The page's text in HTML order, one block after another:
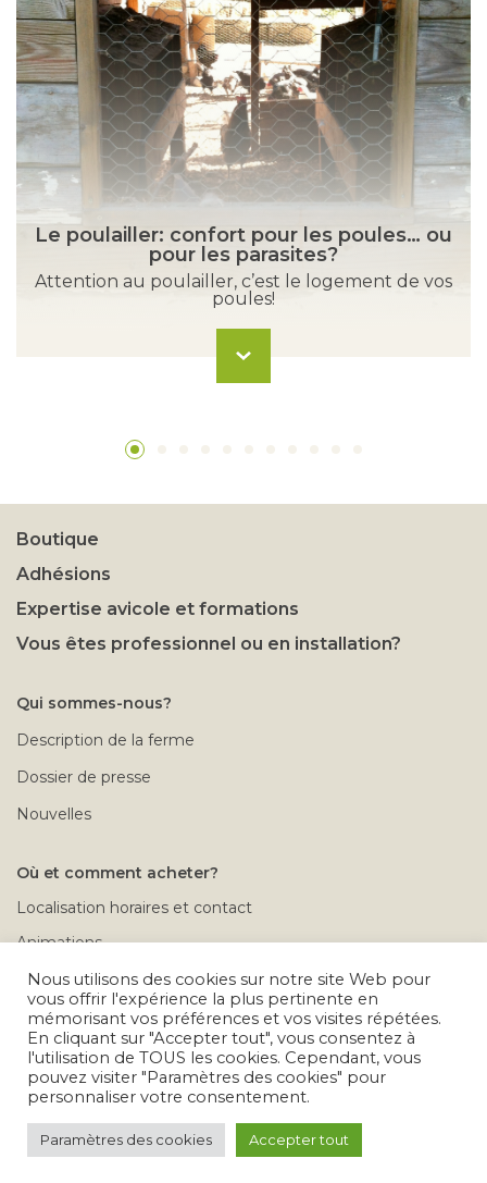
Le poulailler: confort pour les poules… ou
pour les parasites?
Attention au poulailler, c’est le logement de vos
poules!
Tous droits réservés © 2026
Boutique
Adhésions
Expertise avicole et formations
Vous êtes professionnel ou en installation?
Qui sommes-nous?
Description de la ferme
Dossier de presse
Nouvelles
Où et comment acheter?
Localisation horaires et contact
Animations
Rendez-vous à la ferme
Conditions de vente
Calendrier des déplacements
Problèmes après achat
Nous utilisons des cookies sur notre site Web pour
vous offrir l'expérience la plus pertinente en
mémorisant vos préférences et vos visites répétées.
En cliquant sur "Accepter tout", vous consentez à
l'utilisation de TOUS les cookies. Cependant, vous
pouvez visiter "Paramètres des cookies" pour
personnaliser votre consentement.
Paramètres des cookies Accepter tout